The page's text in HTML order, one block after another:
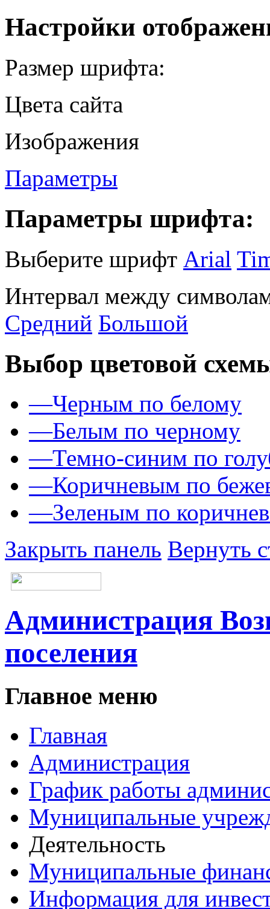
Настройки
Размер шрифта:
Цвета сайта
Изображения
Параметры
Параметры шрифта:
Выберите шрифт Arial
Интервал между
Средний Большой
Выбор цветовой
—Черным по белому
—Белым по черному
—Темно-синим по
—Коричневым по
—Зеленым по
Закрыть панель Вернуть
Администрация
поселения
Главное меню
Главная
Администрация
График работы
Муниципальные
Деятельность
Муниципальные
Информация для